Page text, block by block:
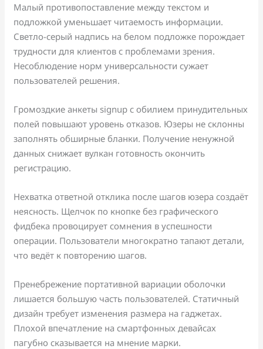
Малый противопоставление между текстом и
подложкой уменьшает читаемость информации.
Светло-серый надпись на белом подложке порождает
трудности для клиентов с проблемами зрения.
Несоблюдение норм универсальности сужает
пользователей решения.
Громоздкие анкеты signup с обилием принудительных
полей повышают уровень отказов. Юзеры не склонны
заполнять обширные бланки. Получение ненужной
данных снижает вулкан готовность окончить
регистрацию.
Нехватка ответной отклика после шагов юзера создаёт
неясность. Щелчок по кнопке без графического
фидбека провоцирует сомнения в успешности
операции. Пользователи многократно тапают детали,
что ведёт к повторению шагов.
Пренебрежение портативной вариации оболочки
лишается большую часть пользователей. Статичный
дизайн требует изменения размера на гаджетах.
Плохой впечатление на смартфонных девайсах
пагубно сказывается на мнение марки.